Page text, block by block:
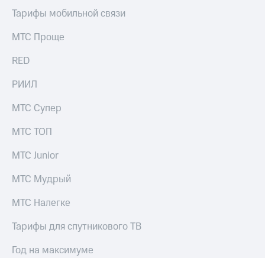
Тарифы мобильной связи
МТС Проще
RED
РИИЛ
МТС Супер
МТС ТОП
МТС Junior
МТС Мудрый
МТС Налегке
Тарифы для спутникового ТВ
Год на максимуме